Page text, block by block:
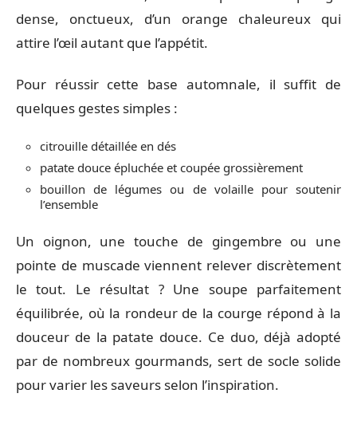
dense, onctueux, d’un orange chaleureux qui
attire l’œil autant que l’appétit.
Pour réussir cette base automnale, il suffit de
quelques gestes simples :
citrouille détaillée en dés
patate douce épluchée et coupée grossièrement
bouillon de légumes ou de volaille pour soutenir
l’ensemble
Un oignon, une touche de gingembre ou une
pointe de muscade viennent relever discrètement
le tout. Le résultat ? Une soupe parfaitement
équilibrée, où la rondeur de la courge répond à la
douceur de la patate douce. Ce duo, déjà adopté
par de nombreux gourmands, sert de socle solide
pour varier les saveurs selon l’inspiration.